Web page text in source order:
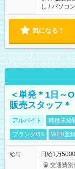
し / パソコ
気になる！
＜単発＊1日～
販売スタッフ＊
アルバイト 職種未経
ブランクOK
WEB登
給与
日給1万
交通費別